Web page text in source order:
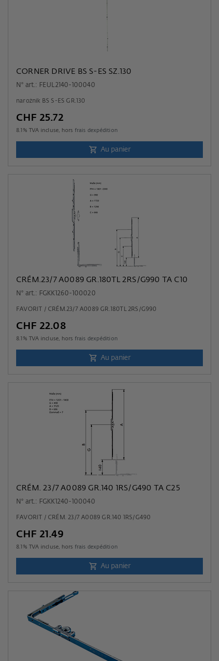
CORNER DRIVE BS S-ES SZ.130
N° art.: FEUL2140-100040
narożnik BS S-ES GR.130
CHF 25.72
8.1 % TVA incluse, hors frais dexpédition
Au panier
CRÉM.23/7 A0089 GR.180TL 2RS/G990 TA C10
N° art.: FGKK1260-100020
FAVORIT / CRÉM.23/7 A0089 GR.180TL 2RS/G990
CHF 22.08
8.1 % TVA incluse, hors frais dexpédition
Au panier
CRÉM. 23/7 A0089 GR.140 1RS/G490 TA C25
N° art.: FGKK1240-100040
FAVORIT / CRÉM. 23/7 A0089 GR.140 1RS/G490
CHF 21.49
8.1 % TVA incluse, hors frais dexpédition
Au panier